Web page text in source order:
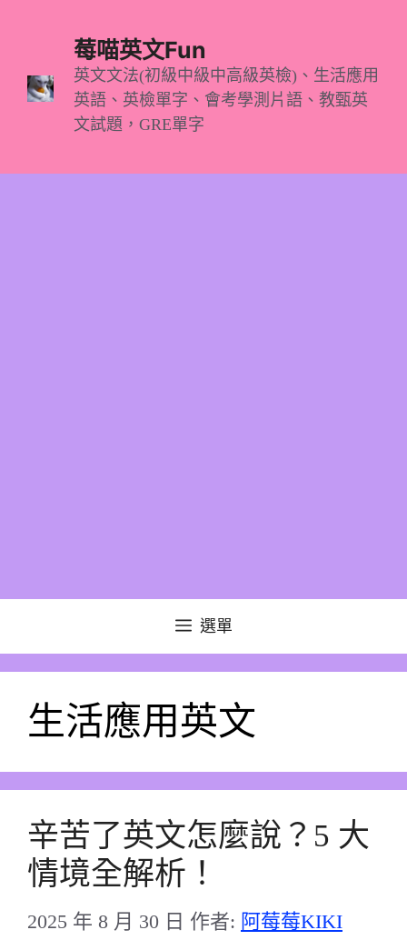
莓喵英文Fun
英文文法(初級中級中高級英檢)、生活應用
英語、英檢單字、會考學測片語、教甄英
文試題，GRE單字
選單
生活應用英文
辛苦了英文怎麼說？5 大
情境全解析！
2025 年 8 月 30 日 作者: 阿莓莓KIKI